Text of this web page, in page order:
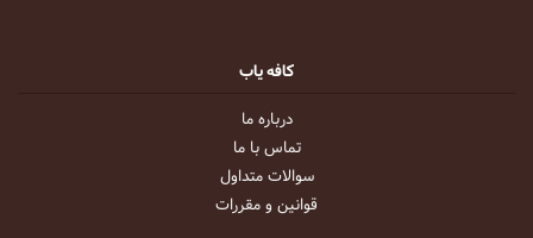
کافه یاب
درباره ما
تماس با ما
سوالات متداول
قوانین و مقررات